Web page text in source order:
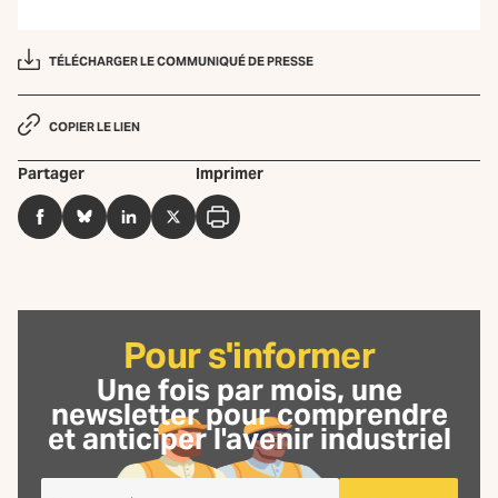
TÉLÉCHARGER LE COMMUNIQUÉ DE PRESSE
COPIER LE LIEN
Partager
FacebookBlueSkyLinkedInTwitter
Imprimer
Imprimer
Pour s'informer
Une fois par mois, une
newsletterpour comprendre
et anticiper l'avenir industriel